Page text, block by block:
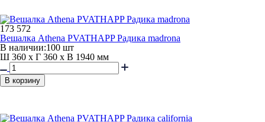
173 572
Вешалка Athena PVATHAPP Радика madrona
В наличии:100 шт
Ш 360 x Г 360 x В 1940 мм
В корзину